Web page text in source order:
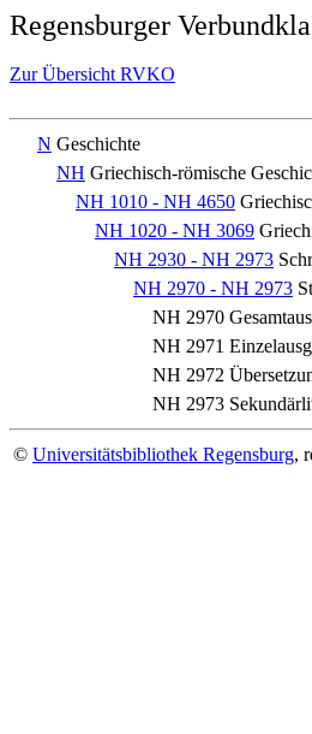
Regensburger
Zur Übersicht RVKO
N Geschichte
NH Griechisch-römische
NH 1010 - NH 4650
NH 1020 - NH 3069
NH 2930 - NH 2973
NH 2970 - NH 2973
NH 2970
NH 2971
NH 2972
NH 2973
© Universitätsbibliothek Regensburg,